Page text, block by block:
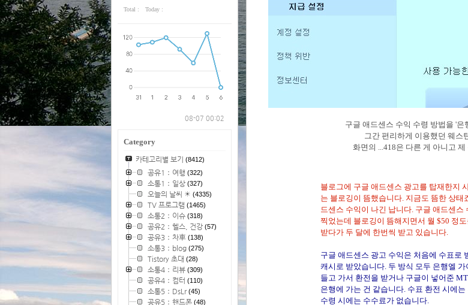
Total : Today :
08-07 00:02
Category
카테고리별 보기 (8412)
공유1：여행 (322)
소통1：일상(327)
오늘의 날씨 ☀ (4335)
TV 프로그램 (1465)
소통2：이슈(318)
공유2：헬스, 건강(57)
공유3：차車(138)
소통3：blog(275)
Tistory 초대 (28)
소통4：리뷰(309)
공유4：컴터 (110)
소통5：DsLr(45)
공유5：핸드폰(48)
구글 애드센스 수익 수령 방법을 '
그간 편리하게 이용했던 웨스
화면의 ...418은 다른 게 아니고 제
블로그에 구글 애드센스 광고를 탑재한지
는 블로깅이 뜸했습니다. 지금도 뜸한 상태
드센스 수익이 나긴 납니다. 구글 애드센스
찍었는데 블로깅이 뜸해지면서 월 $50 정
받다가 두 달에 한번씩 받고 있습니다.
구글 애드센스 광고 수익은 처음에 수표로
캐시로 받았습니다. 두 방식 모두 은행엘
들고 가서 환전을 받거나 구글이 넣어준
은행에 가는 건 같습니다. 수표 환전 시에
수령 시에는 수수료가 없습니다.